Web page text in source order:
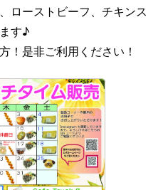
ローストビーフ、チキンス
す♪
！是非ご利用ください！